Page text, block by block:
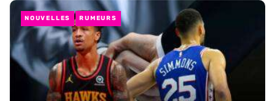
NOUVELLES RUMEURS